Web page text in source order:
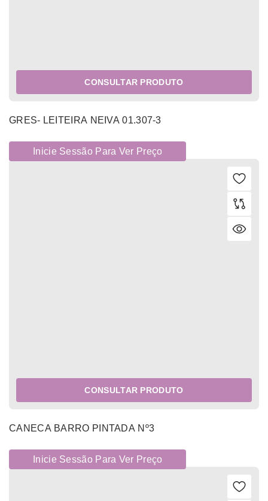
CONSULTAR PRODUTO
GRES- LEITEIRA NEIVA 01.307-3
Inicie Sessão Para Ver Preço
CONSULTAR PRODUTO
CANECA BARRO PINTADA Nº3
Inicie Sessão Para Ver Preço